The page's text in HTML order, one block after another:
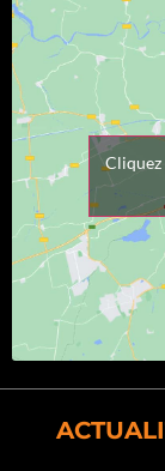
Cliquez